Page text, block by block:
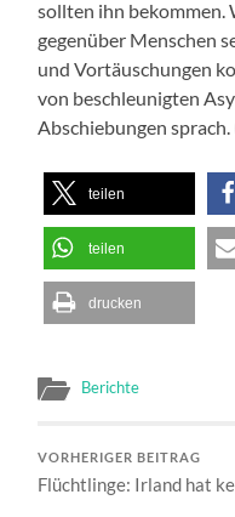
sollten ihn bekommen.
gegenüber Menschen
und Vortäuschungen
von beschleunigten
Abschiebungen sprach.
teilen
teilen
drucken
Berichte
VORHERIGER BEITRAG
Flüchtlinge: Irland hat